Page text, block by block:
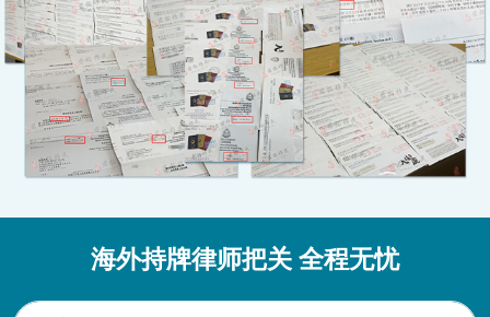
海外持牌律师把关 全程无忧